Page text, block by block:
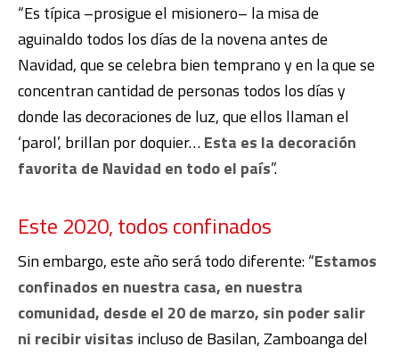
“Es típica –prosigue el misionero– la misa de
aguinaldo todos los días de la novena antes de
Navidad, que se celebra bien temprano y en la que se
concentran cantidad de personas todos los días y
donde las decoraciones de luz, que ellos llaman el
‘parol’, brillan por doquier…Esta es la decoración
favorita de Navidad en todo el país”.
Este 2020, todos confinados
Sin embargo, este año será todo diferente: “Estamos
confinados en nuestra casa, en nuestra
comunidad, desde el 20 de marzo, sin poder salir
ni recibir visitas incluso de Basilan, Zamboanga del